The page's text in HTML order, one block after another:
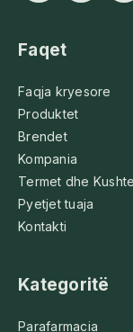
Faqet
Faqja kryesore
Produktet
Brendet
Kompania
Termet dhe
Pyetjet tuaja
Kontakti
Kategoritë
Parafarmacia